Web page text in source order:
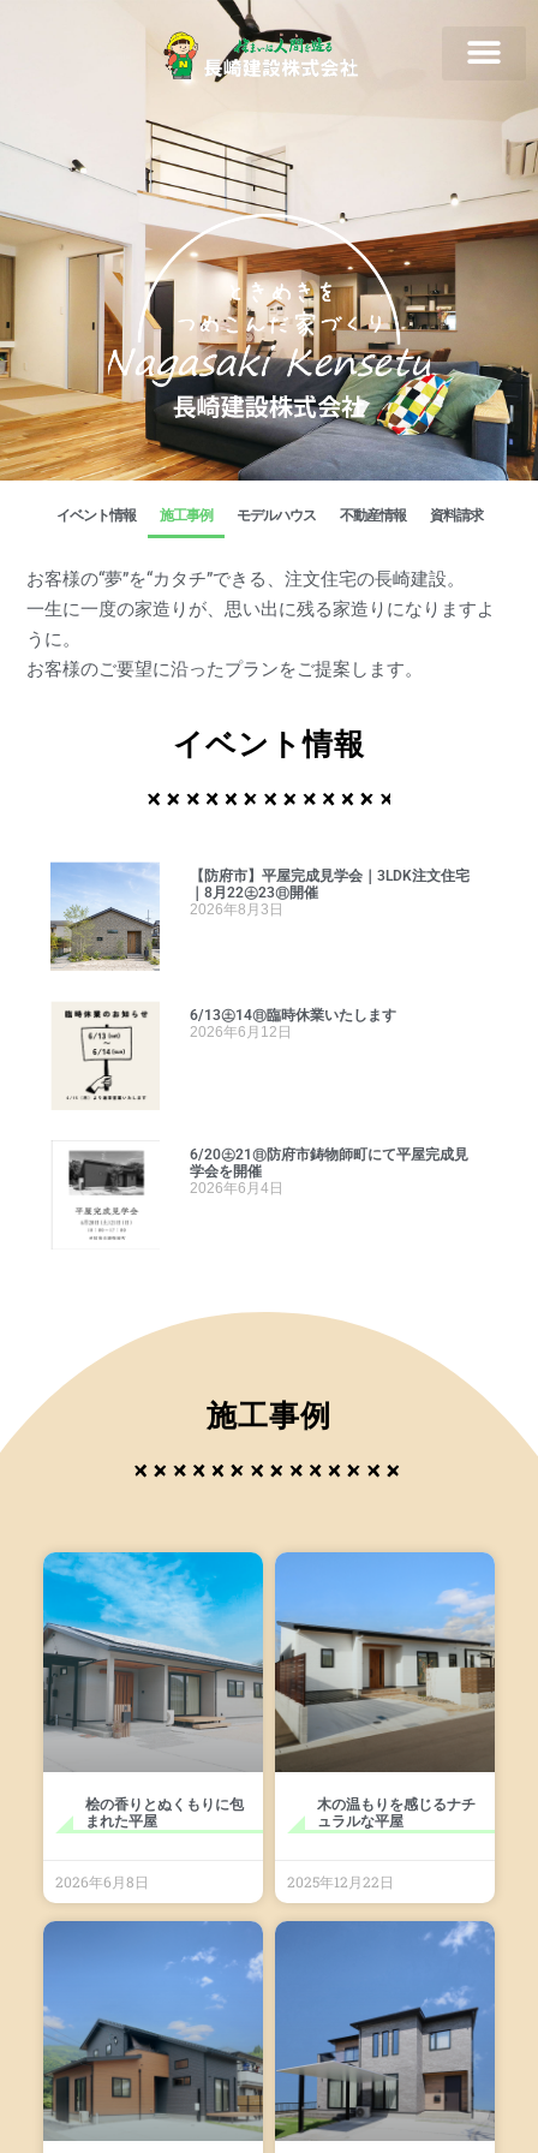
イベント情報 施工事例 モデルハウス 不動産情報 資料請求
お客様の“夢”を“カタチ”できる、注文住宅の長崎建設。
一生に一度の家造りが、思い出に残る家造りになりますよ
うに。
お客様のご要望に沿ったプランをご提案します。
イベント情報
【防府市】平屋完成見学会｜3LDK注文住宅
｜8月22㊏23㊐開催
2026年8月3日
6/13㊏14㊐臨時休業いたします
2026年6月12日
6/20㊏21㊐防府市鋳物師町にて平屋完成見
学会を開催
2026年6月4日
施工事例
桧の香りとぬくもりに包
まれた平屋
2026年6月8日
木の温もりを感じるナチ
ュラルな平屋
2025年12月22日